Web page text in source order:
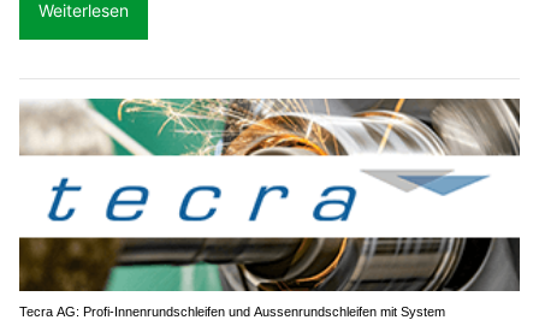
Weiterlesen
Tecra AG: Profi-Innenrundschleifen und Aussenrundschleifen mit System